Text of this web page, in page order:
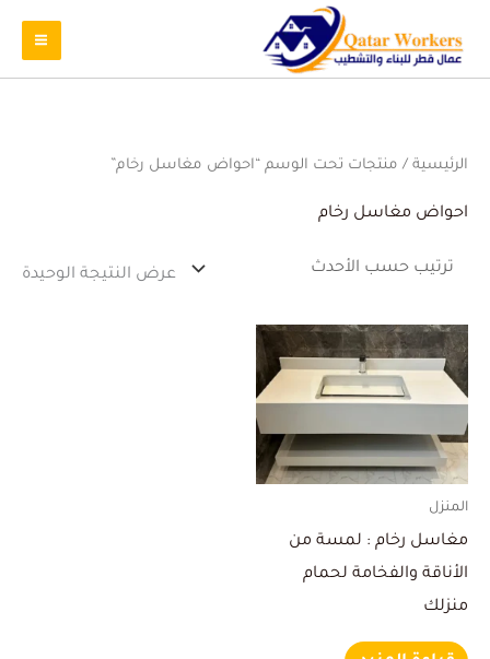
الرئيسية / منتجات تحت الوسم “احواض مغاسل رخام”
احواض مغاسل رخام
عرض النتيجة الوحيدة
المنزل
مغاسل رخام : لمسة من
الأناقة والفخامة لحمام
منزلك